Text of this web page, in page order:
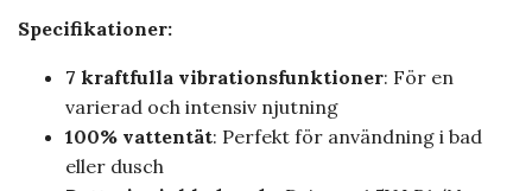
Specifikationer:
7 kraftfulla vibrationsfunktioner: För en
varierad och intensiv njutning
100% vattentät: Perfekt för användning i bad
eller dusch